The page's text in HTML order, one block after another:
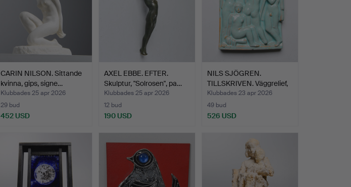
CARIN NILSON. Sittande
kvinna, gips, signe…
Klubbades 25 apr 2026
29 bud
452 USD
AXEL EBBE. EFTER.
Skulptur, "Solrosen", pa…
Klubbades 25 apr 2026
12 bud
190 USD
NILS SJÖGREN.
TILLSKRIVEN. Väggrelief,
nak…
Klubbades 23 apr 2026
49 bud
526 USD